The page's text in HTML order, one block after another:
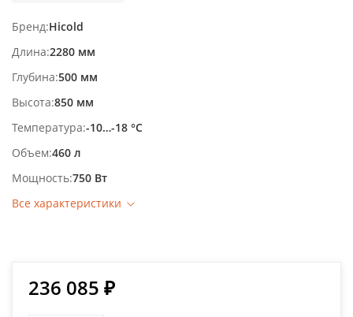
Бренд Hicold
Длина 2280 мм
Глубина 500 мм
Высота 850 мм
Температура -10…-18 °С
Объем 460 л
Мощность 750 Вт
Все характеристики
236 085 ₽